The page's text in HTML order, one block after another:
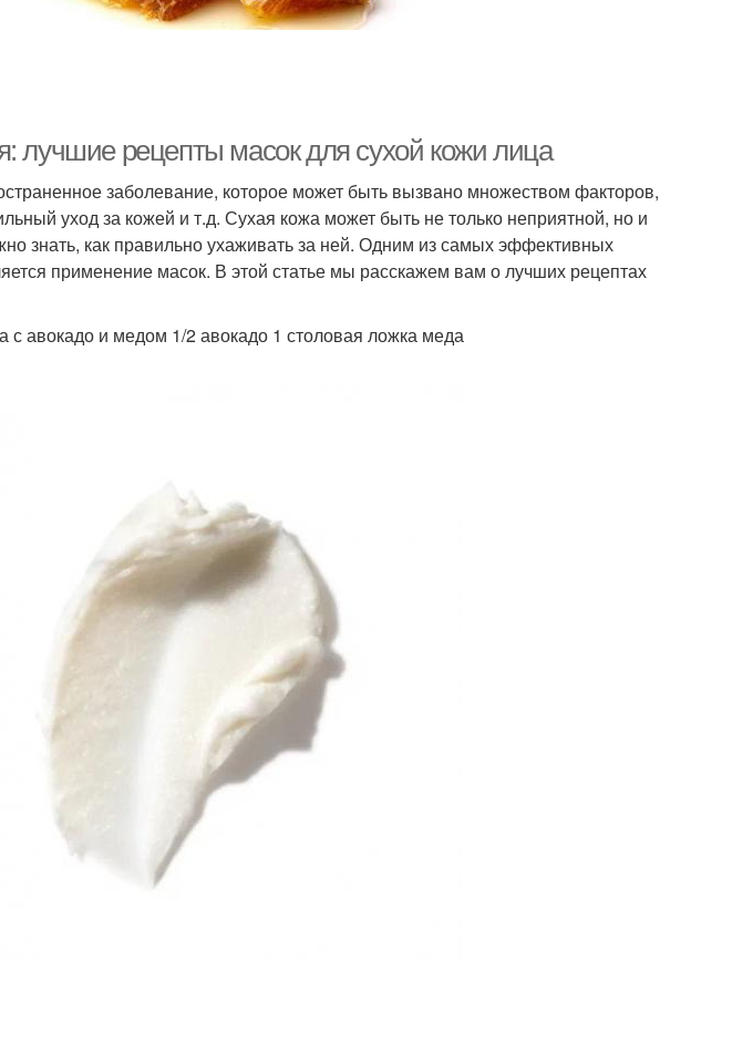
лучшие рецепты масок для сухой кожи лица
заболевание, которое может быть вызвано множеством факторов,
уход за кожей и т.д. Сухая кожа может быть не только неприятной, но и
знать, как правильно ухаживать за ней. Одним из самых эффективных
применение масок. В этой статье мы расскажем вам о лучших рецептах
с авокадо и медом 1/2 авокадо 1 столовая ложка меда